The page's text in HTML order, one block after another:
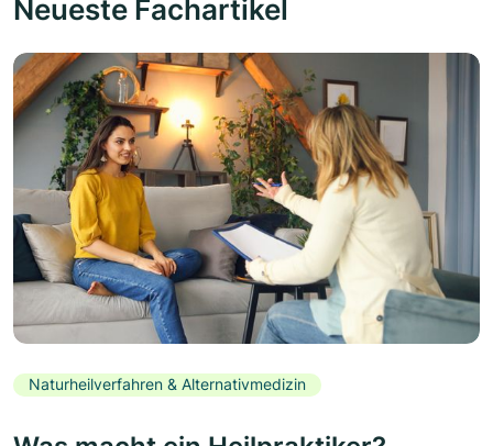
Neueste Fachartikel
Naturheilverfahren & Alternativmedizin